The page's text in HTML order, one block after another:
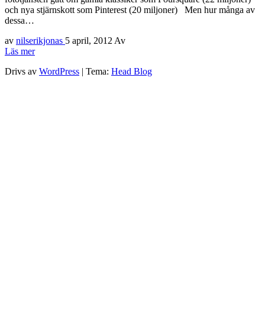
och nya stjärnskott som Pinterest (20 miljoner) Men hur många av
dessa…
av nilserikjonas 5 april, 2012 Av
Läs mer
Drivs av WordPress | Tema: Head Blog